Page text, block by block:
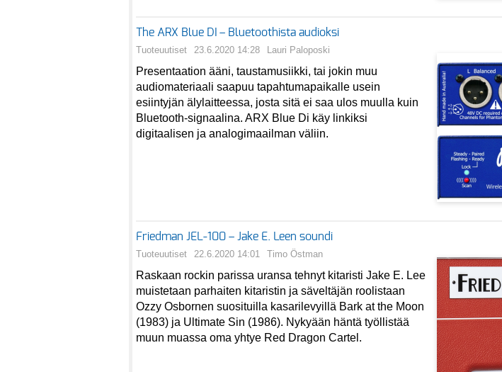
The ARX Blue DI – Bluetoothista audioksi
Tuoteuutiset 23.6.2020 14:28 Lauri Paloposki
Presentaation ääni, taustamusiikki, tai jokin muu
audiomateriaali saapuu tapahtumapaikalle usein
esiintyjän älylaitteessa, josta sitä ei saa ulos muulla kuin
Bluetooth-signaalina. ARX Blue Di käy linkiksi
digitaalisen ja analogimaailman väliin.
Friedman JEL-100 – Jake E. Leen soundi
Tuoteuutiset 22.6.2020 14:01 Timo Östman
Raskaan rockin parissa uransa tehnyt kitaristi Jake E. Lee
muistetaan parhaiten kitaristin ja säveltäjän roolistaan
Ozzy Osbornen suosituilla kasarilevyillä Bark at the Moon
(1983) ja Ultimate Sin (1986). Nykyään häntä työllistää
muun muassa oma yhtye Red Dragon Cartel.